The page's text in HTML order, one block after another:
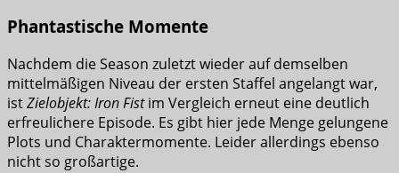
Phantastische Momente
Nachdem die Season zuletzt wieder auf demselben
mittelmäßigen Niveau der ersten Staffel angelangt war,
istZielobjekt: Iron Fistim Vergleich erneut eine deutlich
erfreulichere Episode. Es gibt hier jede Menge gelungene
Plots und Charaktermomente. Leider allerdings ebenso
nicht so großartige.